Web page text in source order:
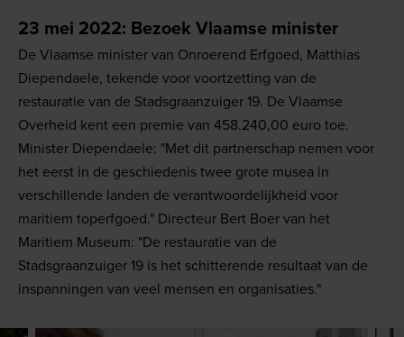
23 mei 2022: Bezoek Vlaamse minister
De Vlaamse minister van Onroerend Erfgoed, Matthias
Diependaele, tekende voor voortzetting van de
restauratie van de Stadsgraanzuiger 19. De Vlaamse
Overheid kent een premie van 458.240,00 euro toe.
Minister Diependaele: "Met dit partnerschap nemen voor
het eerst in de geschiedenis twee grote musea in
verschillende landen de verantwoordelijkheid voor
maritiem toperfgoed." Directeur Bert Boer van het
Maritiem Museum: "De restauratie van de
Stadsgraanzuiger 19 is het schitterende resultaat van de
inspanningen van veel mensen en organisaties."